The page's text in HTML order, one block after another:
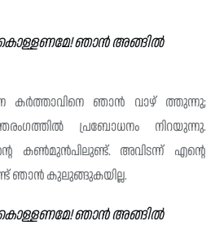
ഞാൻ അങ്ങിൽ
കർത്താവിനെ ഞാൻ വാഴ് ത്തുന്നു;
പ്രബോധനം നിറയുന്നു.
കൺമുൻപിലുണ്ട്. അവിടന്ന് എന്റെ
ഞാൻ കുലുങ്ങുകയില്ല.
ഞാൻ അങ്ങിൽ